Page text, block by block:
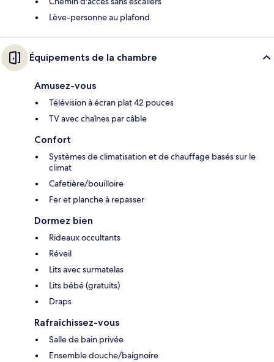
Lève-personne au plafond
Équipements de la chambre
Amusez-vous
Télévision à écran plat 42 pouces
TV avec chaînes par câble
Confort
Systèmes de climatisation et de chauffage basés sur le
climat
Cafetière/bouilloire
Fer et planche à repasser
Dormez bien
Rideaux occultants
Réveil
Lits avec surmatelas
Lits bébé (gratuits)
Draps
Rafraîchissez-vous
Salle de bain privée
Ensemble douche/baignoire